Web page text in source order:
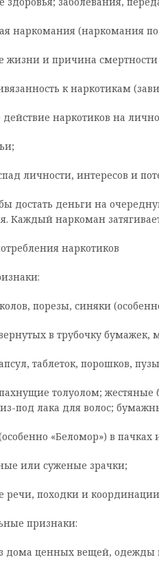
наркомания (наркомания
жизни и причина смертности
к наркотикам
действие наркотиков на
личности, интересов и
достать деньги на
Каждый наркоман
наркотиков
порезы, синяки
в трубочку
таблеток, порошков,
толуолом;
под лака для волос;
«Беломор») в пачках
или суженые зрачки;
речи, походки и
признаки:
дома ценных вещей, одежды